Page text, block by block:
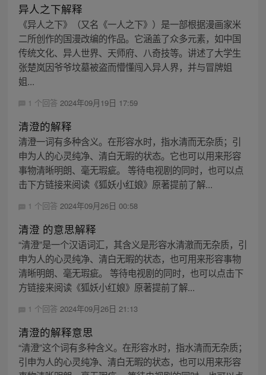
异人之下解释
《异人之下》（又名《一人之下》）是一部根据漫画家米
二所创作的国漫改编的作品。它涵盖了众多元素，如中国
传统文化、异人世界、天师府、八奇技等。讲述了大学生
张楚岚因爷爷坟墓被盗而懵懂闯入异人界，并与冒牌姐
姐...
1 个回答 2024年09月19日 17:59
清澄的解释
清澄一词有多种含义。在形容水时，指水清而无杂质；引
申为人的心灵纯净、清白无暇的状态。它也可以用来形容
事物清晰明朗、毫无瑕疵。 等待电视剧的同时，也可以点
击下方链接来阅读《狐妖小红娘》原著提前了解...
1 个回答 2024年09月26日 00:58
清澄 的意思解释
“清澄”是一个汉语词汇，其含义是形容水清澈而无杂质，引
申为人的心灵纯净、清白无暇的状态，也可用来形容事物
清晰明朗、毫无瑕疵。 等待电视剧的同时，也可以点击下
方链接来阅读《狐妖小红娘》原著提前了解...
1 个回答 2024年09月26日 21:13
清澄的解释意思
“清澄”这个词有多种含义。在形容水时，指水清而无杂质；
引申为人的心灵纯净、清白无暇的状态，也可以用来形容